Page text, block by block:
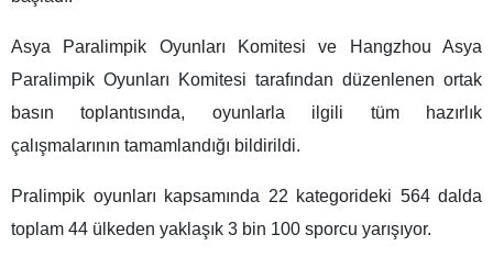
Asya Paralimpik Oyunları Komitesi ve Hangzhou Asya
Paralimpik Oyunları Komitesi tarafından düzenlenen ortak
basın toplantısında, oyunlarla ilgili tüm hazırlık
çalışmalarının tamamlandığı bildirildi.
Pralimpik oyunları kapsamında 22 kategorideki 564 dalda
toplam 44 ülkeden yaklaşık 3 bin 100 sporcu yarışıyor.